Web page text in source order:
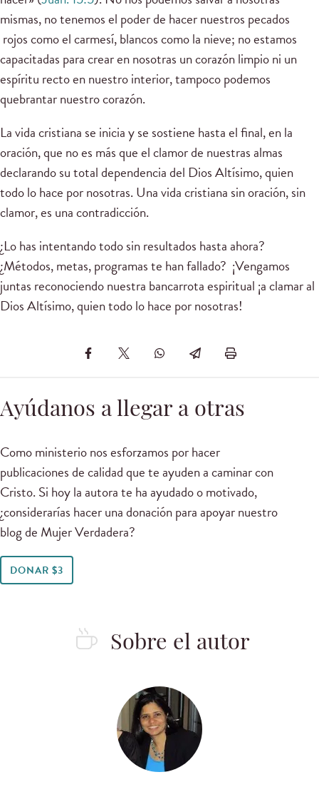
mismas, no tenemos el poder de hacer nuestros pecados
rojos como el carmesí, blancos como la nieve; no estamos
capacitadas para crear en nosotras un corazón limpio ni un
espíritu recto en nuestro interior, tampoco podemos
quebrantar nuestro corazón.
La vida cristiana se inicia y se sostiene hasta el final, en la
oración, que no es más que el clamor de nuestras almas
declarando su total dependencia del Dios Altísimo, quien
todo lo hace por nosotras. Una vida cristiana sin oración, sin
clamor, es una contradicción.
¿Lo has intentando todo sin resultados hasta ahora?
¿Métodos, metas, programas te han fallado? ¡Vengamos
juntas reconociendo nuestra bancarrota espiritual ¡a clamar al
Dios Altísimo, quien todo lo hace por nosotras!
Ayúdanos a llegar a otras
Como ministerio nos esforzamos por hacer
publicaciones de calidad que te ayuden a caminar con
Cristo. Si hoy la autora te ha ayudado o motivado,
¿considerarías hacer una donación para apoyar nuestro
blog de Mujer Verdadera?
DONAR $3
Sobre el autor